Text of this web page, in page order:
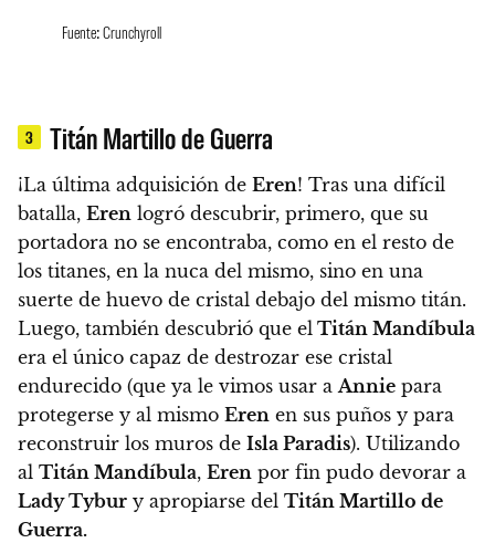
Fuente: Crunchyroll
3 Titán Martillo de Guerra
¡La última adquisición de Eren! Tras una difícil
batalla, Eren logró descubrir, primero, que su
portadora no se encontraba, como en el resto de
los titanes, en la nuca del mismo, sino en una
suerte de huevo de cristal debajo del mismo titán.
Luego, también descubrió que el Titán Mandíbula
era el único capaz de destrozar ese cristal
endurecido (que ya le vimos usar aAnnie para
protegerse y al mismo Eren en sus puños y para
reconstruir los muros de Isla Paradis). Utilizando
al Titán Mandíbula, Eren por fin pudo devorar a
Lady Tybur y apropiarse del Titán Martillo de
Guerra.